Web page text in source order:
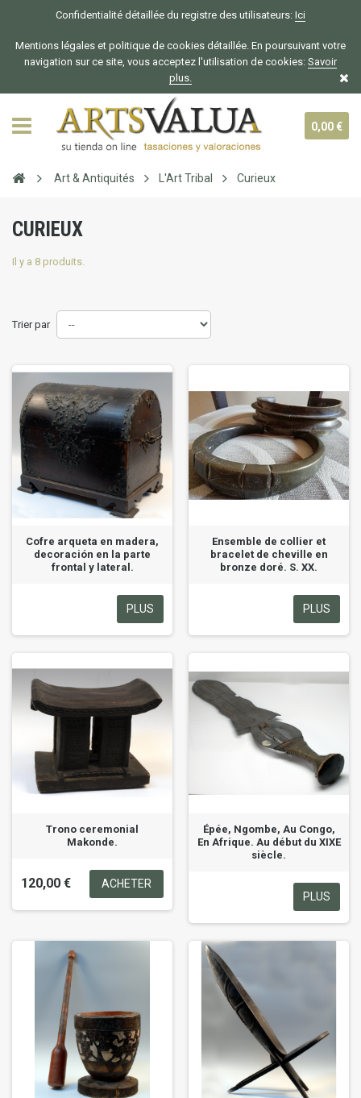
Confidentialité détaillée du registre des utilisateurs: Ici
Mentions légales et politique de cookies détaillée. En poursuivant votre
navigation sur ce site, vous acceptez l'utilisation de cookies: Savoir
plus.
0,00 €
Art & Antiquités L'Art Tribal Curieux
CURIEUX
Il y a 8 produits.
Trier par
Cofre arqueta en madera,
decoración en la parte
frontal y lateral.
PLUS
Ensemble de collier et
bracelet de cheville en
bronze doré. S. XX.
PLUS
Trono ceremonial
Makonde.
120,00 € ACHETER
Épée, Ngombe, Au Congo,
En Afrique. Au début du XIXE
siècle.
PLUS